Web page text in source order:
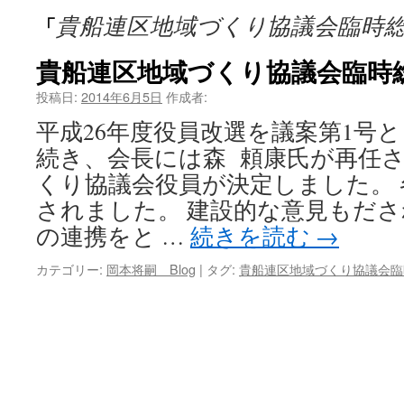
へ
ス
キ
プ
「貴船連区地域づくり協議会臨時
貴船連区地域づくり協議会臨時
投稿日: 2014年6月5日 作成者:
平成26年度役員改選を議案第1号
続き、会長には森 頼康氏が再任
くり協議会役員が決定しました
されました。 建設的な意見もだ
の連携をと … 続きを読む →
カテゴリー: 岡本将嗣 Blog | タグ: 貴船連区地域づくり協議会